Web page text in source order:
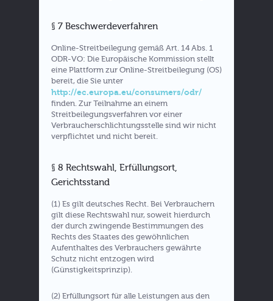
§ 7 Beschwerdeverfahren
Online-Streitbeilegung gemäß Art. 14 Abs. 1
ODR-VO: Die Europäische Kommission stellt
eine Plattform zur Online-Streitbeilegung (OS)
bereit, die Sie unter
http://ec.europa.eu/consumers/odr/
finden. Zur Teilnahme an einem
Streitbeilegungsverfahren vor einer
Verbraucherschlichtungsstelle sind wir nicht
verpflichtet und nicht bereit.
§ 8 Rechtswahl, Erfüllungsort,
Gerichtsstand
(1) Es gilt deutsches Recht. Bei Verbrauchern
gilt diese Rechtswahl nur, soweit hierdurch
der durch zwingende Bestimmungen des
Rechts des Staates des gewöhnlichen
Aufenthaltes des Verbrauchers gewährte
Schutz nicht entzogen wird
(Günstigkeitsprinzip).
(2) Erfüllungsort für alle Leistungen aus den